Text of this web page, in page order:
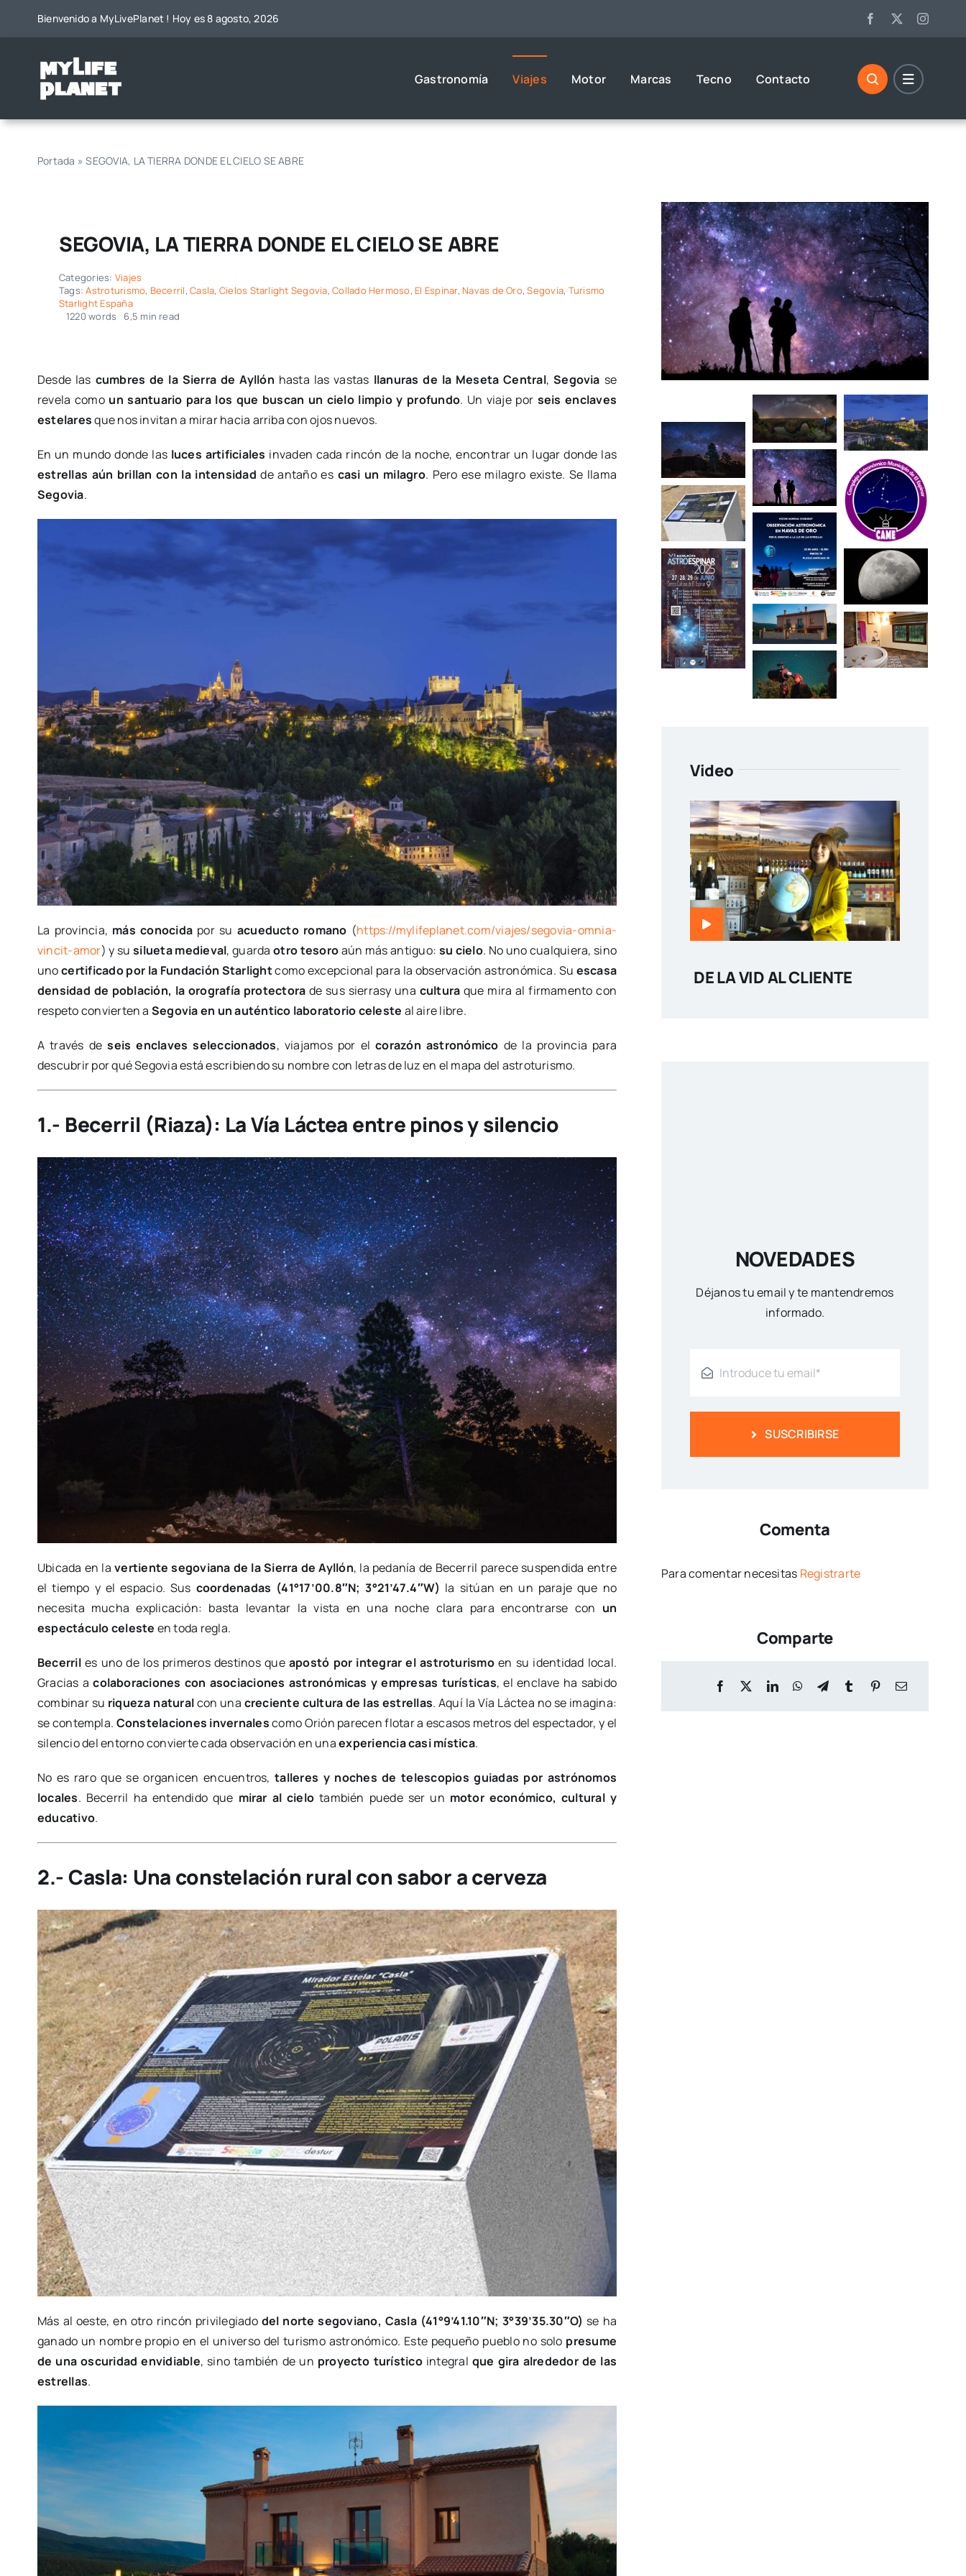
Bienvenido a MyLivePlanet ! Hoy es 8 agosto, 2026
Gastronomía Viajes Motor Marcas Tecno Contacto
Portada »SEGOVIA, LA TIERRA DONDE EL CIELO SE ABRE
SEGOVIA, LA TIERRA DONDE EL CIELO SE ABRE
Categories: Viajes
Tags:Astroturismo, Becerril,Casla, Cielos Starlight Segovia,Collado Hermoso, El Espinar, Navas de Oro,Segovia, Turismo
Starlight España
1220 words
6,5 min read
Desde las cumbres de la Sierra de Ayllón hasta las vastas llanuras de la Meseta Central,Segovia se
revela como un santuario para los que buscan un cielo limpio y profundo. Un viaje por seis enclaves
estelaresque nos invitan a mirar hacia arriba con ojos nuevos.
En un mundo donde las luces artificiales invaden cada rincón de la noche, encontrar un lugar donde las
estrellas aún brillan con la intensidad de antaño es casi un milagro. Pero ese milagro existe. Se llama
Segovia.
La provincia, más conocida por su acueducto romano (https://mylifeplanet.com/viajes/segovia-omnia-
vincit-amor) y susilueta medieval, guardaotro tesoroaún más antiguo: su cielo. No uno cualquiera, sino
unocertificado por la Fundación Starlightcomo excepcional para la observación astronómica. Su escasa
densidad de población, la orografía protectora de sus sierrasy una cultura que mira al firmamento con
respeto convierten a Segovia en un auténtico laboratorio celeste al aire libre.
A través deseis enclaves seleccionados, viajamos por elcorazón astronómico de la provincia para
descubrir por qué Segovia está escribiendo su nombre con letras de luz en el mapa del astroturismo.
1.- Becerril (Riaza): La Vía Láctea entre pinos y silencio
Ubicada en lavertiente segoviana de la Sierra de Ayllón, la pedanía de Becerril parece suspendida entre
el tiempo y el espacio. Sus coordenadas (41°17’00.8″N; 3°21’47.4″W) la sitúan en un paraje que no
necesita mucha explicación: basta levantar la vista en una noche clara para encontrarse con un
espectáculo celeste en toda regla.
Becerril es uno de los primeros destinos que apostó por integrar el astroturismoen su identidad local.
Gracias acolaboraciones con asociaciones astronómicas y empresas turísticas, el enclave ha sabido
combinar su riqueza naturalcon una creciente cultura de las estrellas. Aquí la Vía Láctea no se imagina:
se contempla. Constelaciones invernalescomo Orión parecen flotar a escasos metros del espectador, y el
silencio del entorno convierte cada observación en unaexperiencia casi mística.
No es raro que se organicen encuentros,talleres y noches de telescopios guiadas por astrónomos
locales. Becerril ha entendido que mirar al cielotambién puede ser un motor económico, cultural y
educativo.
2.- Casla: Una constelación rural con sabor a cerveza
Más al oeste, en otro rincón privilegiado del norte segoviano, Casla (41°9’41.10″N; 3°39’35.30″O) se ha
ganado un nombre propio en el universo del turismo astronómico. Este pequeño pueblo no solo presume
de una oscuridad envidiable, sino también de un proyecto turístico integral que gira alrededor de las
estrellas.
Video
DE LA VID AL CLIENTE
NOVEDADES
Déjanos tu email y te mantendremos
informado.
SUSCRIBIRSE
Comenta
Para comentar necesitas Registrarte
Comparte